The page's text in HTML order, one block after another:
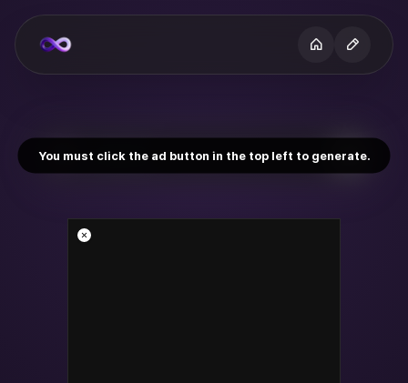
You must click the ad button in the top left to generate.